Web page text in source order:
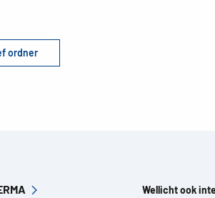
ordner
Wellicht ook